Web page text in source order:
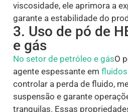
viscosidade, ele aprimora a
garante a estabilidade do
3. Uso de pó de
e gás
No setor de petróleo e gásO
agente espessante em
controlar a perda de fluido,
suspensão e garante
tranquilas. Essas